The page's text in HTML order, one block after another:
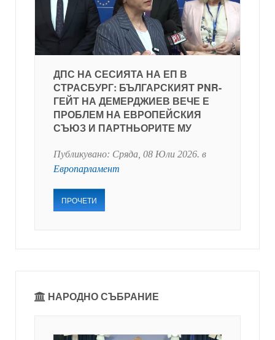
ДПС НА СЕСИЯТА НА ЕП В
СТРАСБУРГ: БЪЛГАРСКИЯТ PNR-
ГЕЙТ НА ДЕМЕРДЖИЕВ ВЕЧЕ Е
ПРОБЛЕМ НА ЕВРОПЕЙСКИЯ
СЪЮЗ И ПАРТНЬОРИТЕ МУ
Публикувано: Сряда, 08 Юли 2026. в
Европарламент
ПРОЧЕТИ
НАРОДНО СЪБРАНИЕ